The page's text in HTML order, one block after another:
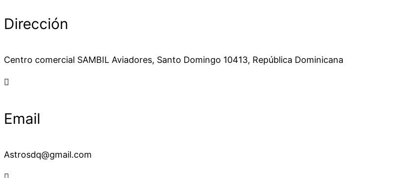
Dirección
Centro comercial SAMBIL Aviadores, Santo Domingo 10413, República Dominicana
Email
Astrosdq@gmail.com